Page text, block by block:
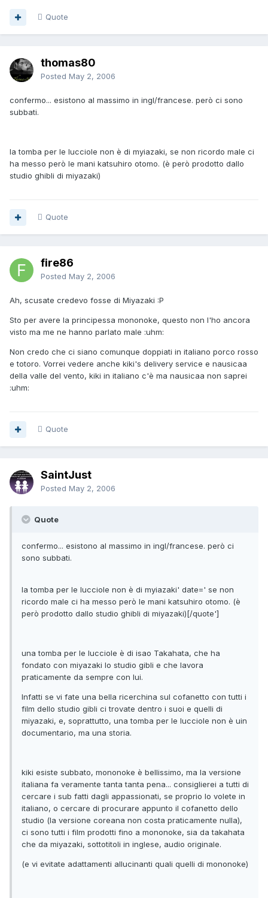
Quote
thomas80
Posted May 2, 2006
confermo... esistono al massimo in ingl/francese. però ci sono
subbati.
la tomba per le lucciole non è di myiazaki, se non ricordo male ci
ha messo però le mani katsuhiro otomo. (è però prodotto dallo
studio ghibli di miyazaki)
Quote
fire86
Posted May 2, 2006
Ah, scusate credevo fosse di Miyazaki :P
Sto per avere la principessa mononoke, questo non l'ho ancora
visto ma me ne hanno parlato male :uhm:
Non credo che ci siano comunque doppiati in italiano porco rosso
e totoro. Vorrei vedere anche kiki's delivery service e nausicaa
della valle del vento, kiki in italiano c'è ma nausicaa non saprei
:uhm:
Quote
SaintJust
Posted May 2, 2006
Quote
confermo... esistono al massimo in ingl/francese. però ci
sono subbati.
la tomba per le lucciole non è di myiazaki' date=' se non
ricordo male ci ha messo però le mani katsuhiro otomo. (è
però prodotto dallo studio ghibli di miyazaki)[/quote']
una tomba per le lucciole è di isao Takahata, che ha
fondato con miyazaki lo studio gibli e che lavora
praticamente da sempre con lui.
Infatti se vi fate una bella ricerchina sul cofanetto con tutti i
film dello studio gibli ci trovate dentro i suoi e quelli di
miyazaki, e, soprattutto, una tomba per le lucciole non è uin
documentario, ma una storia.
kiki esiste subbato, mononoke è bellissimo, ma la versione
italiana fa veramente tanta tanta pena... consiglierei a tutti di
cercare i sub fatti dagli appassionati, se proprio lo volete in
italiano, o cercare di procurare appunto il cofanetto dello
studio (la versione coreana non costa praticamente nulla),
ci sono tutti i film prodotti fino a mononoke, sia da takahata
che da miyazaki, sottotitoli in inglese, audio originale.
(e vi evitate adattamenti allucinanti quali quelli di mononoke)